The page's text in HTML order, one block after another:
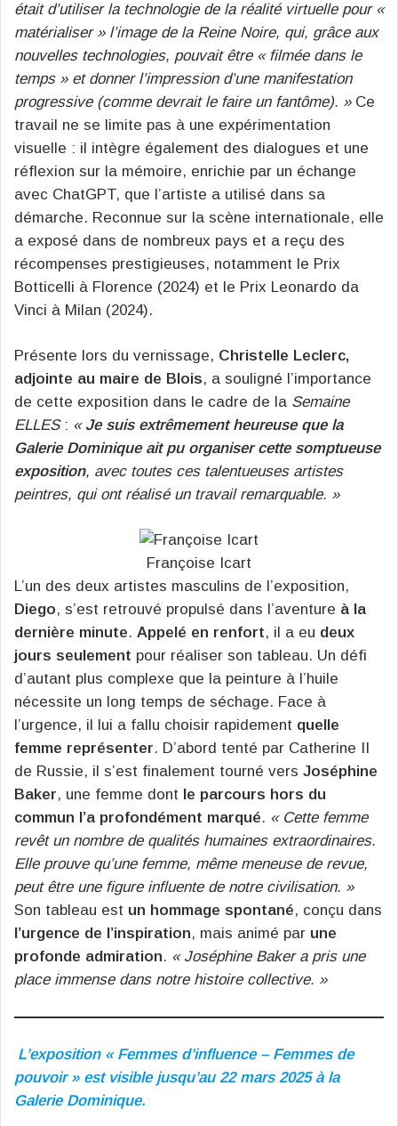
était d’utiliser la technologie de la réalité virtuelle pour «
matérialiser » l’image de la Reine Noire, qui, grâce aux
nouvelles technologies, pouvait être « filmée dans le
temps » et donner l’impression d’une manifestation
progressive (comme devrait le faire un fantôme). »​ Ce
travail ne se limite pas à une expérimentation
visuelle : il intègre également des dialogues et une
réflexion sur la mémoire, enrichie par un échange
avec ChatGPT, que l’artiste a utilisé dans sa
démarche​. Reconnue sur la scène internationale, elle
a exposé dans de nombreux pays et a reçu des
récompenses prestigieuses, notamment le Prix
Botticelli à Florence (2024) et le Prix Leonardo da
Vinci à Milan (2024)​.
Présente lors du vernissage, Christelle Leclerc,
adjointe au maire de Blois, a souligné l’importance
de cette exposition dans le cadre de la Semaine
ELLES: « Je suis extrêmement heureuse que la
Galerie Dominique ait pu organiser cette somptueuse
exposition, avec toutes ces talentueuses artistes
peintres, qui ont réalisé un travail remarquable. »
Françoise Icart
L’un des deux artistes masculins de l’exposition,
Diego, s’est retrouvé propulsé dans l’aventure à la
dernière minute. Appelé en renfort, il a eu deux
jours seulement pour réaliser son tableau. Un défi
d’autant plus complexe que la peinture à l’huile
nécessite un long temps de séchage. Face à
l’urgence, il lui a fallu choisir rapidement quelle
femme représenter. D’abord tenté par Catherine II
de Russie, il s’est finalement tourné vers Joséphine
Baker, une femme dont le parcours hors du
commun l’a profondément marqué. « Cette femme
revêt un nombre de qualités humaines extraordinaires.
Elle prouve qu’une femme, même meneuse de revue,
peut être une figure influente de notre civilisation. »
Son tableau est un hommage spontané, conçu dans
l’urgence de l’inspiration, mais animé par une
profonde admiration. « Joséphine Baker a pris une
place immense dans notre histoire collective. »
L’exposition « Femmes d’influence – Femmes de
pouvoir » est visible jusqu’au 22 mars 2025 à la
Galerie Dominique.